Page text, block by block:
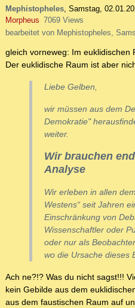
Mephistopheles, Samstag,
Morpheus 7069 Views
bearbeitet von Mephistopheles,
gleich vorneweg: Im euklidischen
Der euklidische Raum ist aber
Liebe Gelben,
wir müssen aus dem
Demokratie"
weiter.
Wir brauchen
Analyse
Wir erleben in allen
Westens“ seit Jahren
Einschränkung von
Wissenschaftler oder
oder nur als
wo die Ursache dieses
Ach ne?!? Was du nicht sagst!!!
kein Gebilde aus dem
aus dem faustischen Raum auf